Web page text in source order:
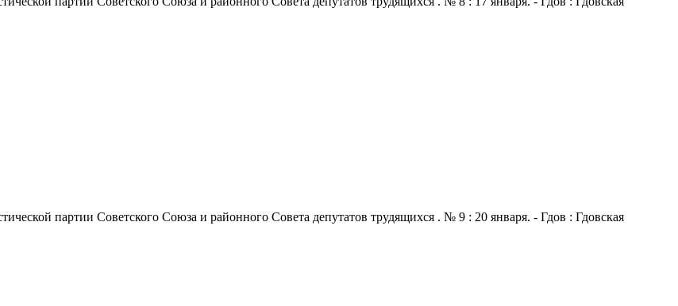
партии Советского Союза и районного Совета депутатов трудящихся . № 9 : 20 января. - Гдов : Гдовская